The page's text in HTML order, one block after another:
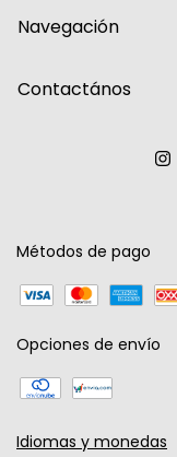
Navegación
Contactános
Métodos de pago
Opciones de envío
Idiomas y monedas